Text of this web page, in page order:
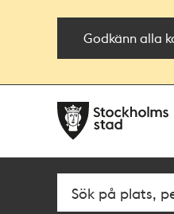
Godkänn alla
navigationen
huvudinnehållet
Fritextsök